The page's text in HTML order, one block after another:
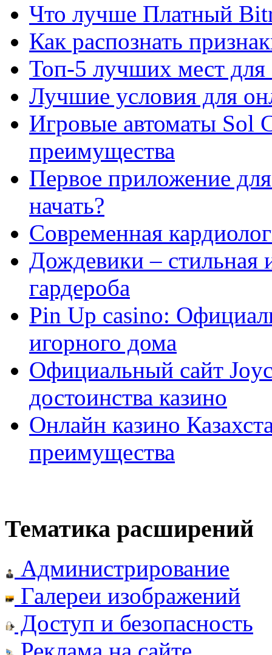
Что лучше Платный
Как распознать
Топ-5 лучших мест для
Лучшие условия для
Игровые автоматы Sol
преимущества
Первое приложение
начать?
Современная
Дождевики – стильная
гардероба
Pin Up casino:
игорного дома
Официальный сайт
достоинства казино
Онлайн казино
преимущества
Тематика расширений
Администрирование
Галереи изображений
Доступ и безопасность